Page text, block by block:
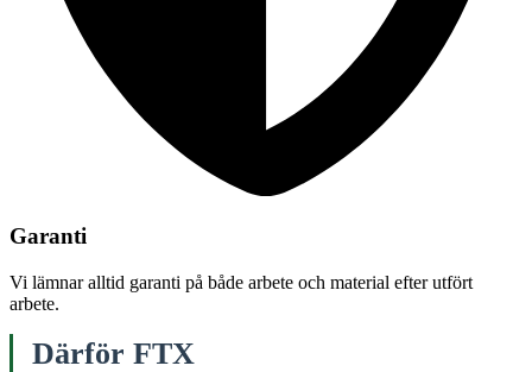
Garanti
Vi lämnar alltid garanti på både arbete och material efter utfört
arbete.
Därför FTX